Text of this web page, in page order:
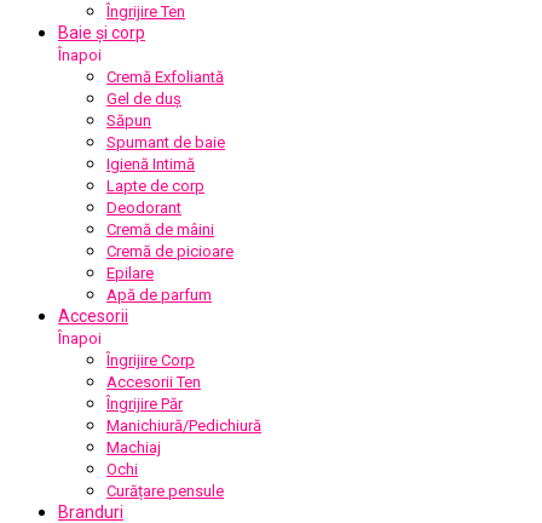
Îngrijire Ten
Baie și corp
Înapoi
Cremă Exfoliantă
Gel de duș
Săpun
Spumant de baie
Igienă Intimă
Lapte de corp
Deodorant
Cremă de mâini
Cremă de picioare
Epilare
Apă de parfum
Accesorii
Înapoi
Îngrijire Corp
Accesorii Ten
Îngrijire Păr
Manichiură/Pedichiură
Machiaj
Ochi
Curățare pensule
Branduri